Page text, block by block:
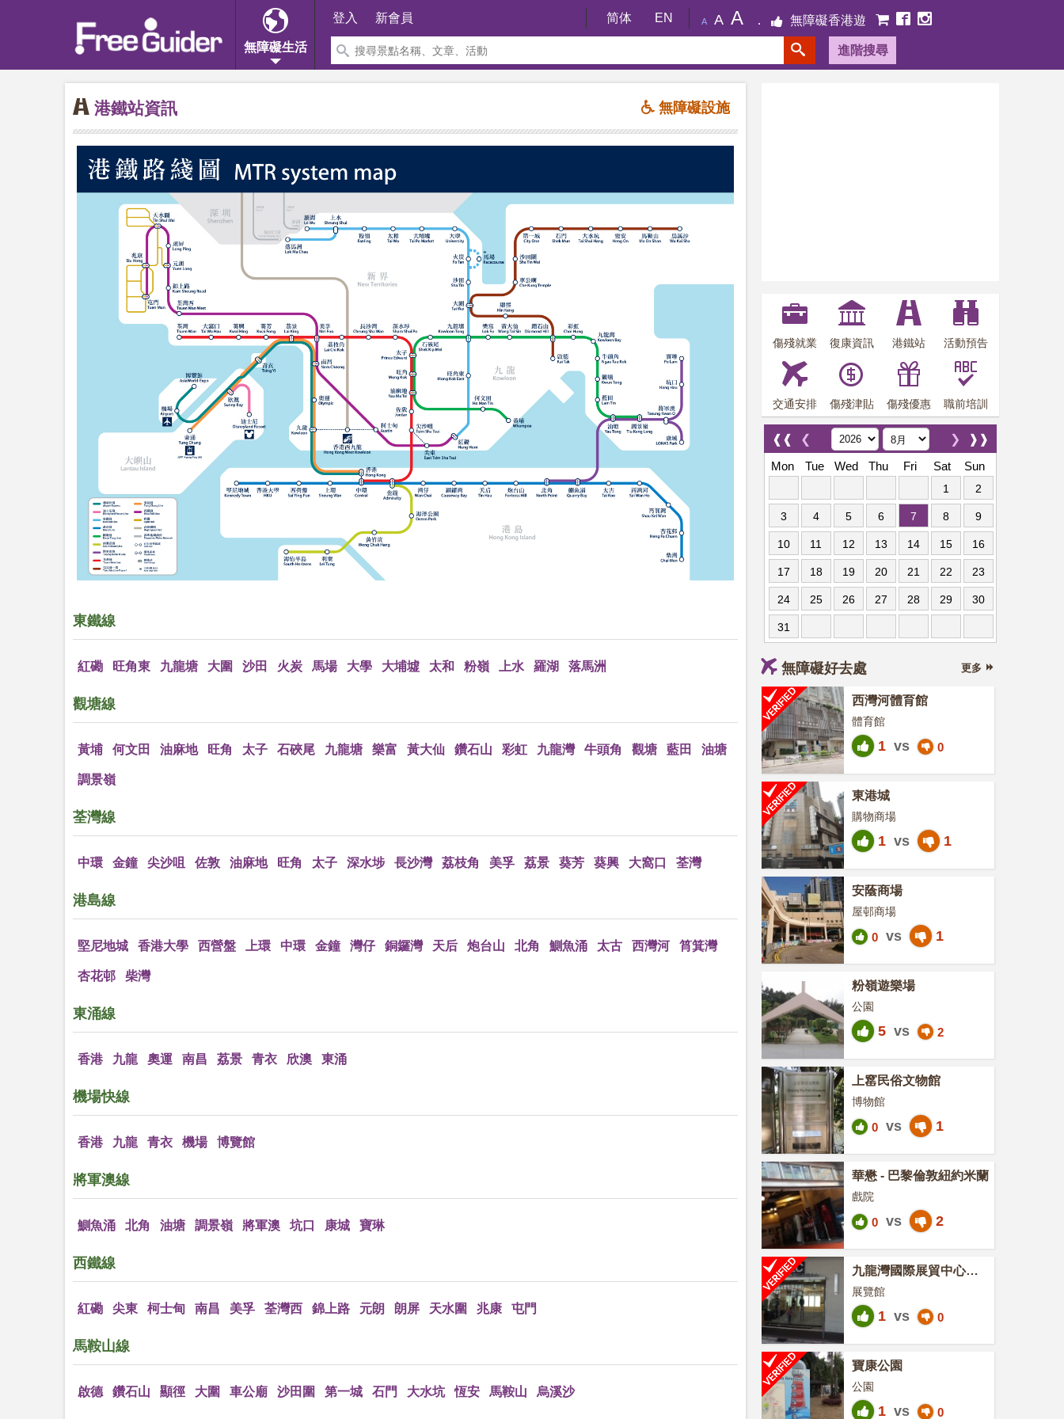
無障礙生活
登入 新會員 简体 EN A A A 無障礙香港遊
進階搜尋
無障礙設施
港鐵站資訊
東鐵線
紅磡 旺角東 九龍塘 大圍 沙田 火炭 馬場 大學 大埔墟 太和 粉嶺 上水 羅湖 落馬洲
觀塘線
黃埔 何文田 油麻地 旺角 太子 石硤尾 九龍塘 樂富 黃大仙 鑽石山 彩虹 九龍灣 牛頭角 觀塘 藍田 油塘
調景嶺
荃灣線
中環 金鐘 尖沙咀 佐敦 油麻地 旺角 太子 深水埗 長沙灣 荔枝角 美孚 荔景 葵芳 葵興 大窩口 荃灣
港島線
堅尼地城 香港大學 西營盤 上環 中環 金鐘 灣仔 銅鑼灣 天后 炮台山 北角 鰂魚涌 太古 西灣河 筲箕灣
杏花邨 柴灣
東涌線
香港 九龍 奧運 南昌 荔景 青衣 欣澳 東涌
機場快線
香港 九龍 青衣 機場 博覽館
將軍澳線
鰂魚涌 北角 油塘 調景嶺 將軍澳 坑口 康城 寶琳
西鐵線
紅磡 尖東 柯士甸 南昌 美孚 荃灣西 錦上路 元朗 朗屏 天水圍 兆康 屯門
馬鞍山線
啟德 鑽石山 顯徑 大圍 車公廟 沙田圍 第一城 石門 大水坑 恆安 馬鞍山 烏溪沙
傷殘就業 復康資訊 港鐵站 活動預告
交通安排 傷殘津貼 傷殘優惠 職前培訓
❰❰ ❮ ❱❱
❯
Mon
Tue Wed Thu Fri Sat Sun
1 2
3 4 5 6 7 8 9
10 11 12 13 14 15 16
17 18 19 20 21 22 23
24 25 26 27 28 29 30
31
無障礙好去處 更多
西灣河體育館
體育館
1 vs 0
東港城
購物商場
1 vs 1
安蔭商場
屋邨商場
0 vs 1
粉嶺遊樂場
公園
5 vs 2
上窰民俗文物館
博物館
0 vs 1
華懋 - 巴黎倫敦紐約米蘭
戲院
0 vs 2
九龍灣國際展貿中心
展覽館
1 vs 0
寶康公園
公園
1 vs 0